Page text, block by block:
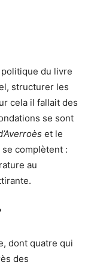
du livre
structurer les
cela il fallait des
se sont
et le
complètent :
au
dont quatre qui
des